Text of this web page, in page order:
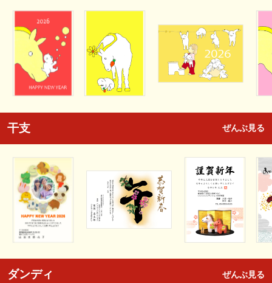
干支 ぜんぶ見る
ダンディ ぜんぶ見る